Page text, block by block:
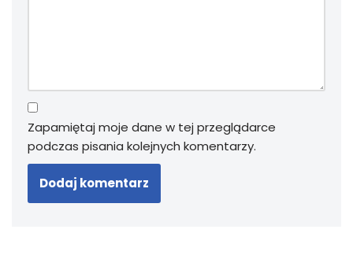
Zapamiętaj moje dane w tej przeglądarce
podczas pisania kolejnych komentarzy.